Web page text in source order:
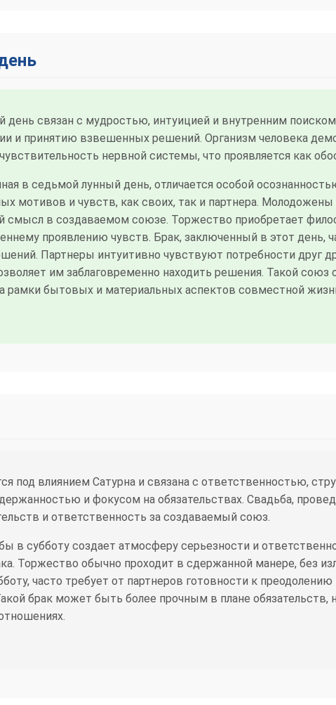
день связан с мудростью, интуицией и внутренним
и принятию взвешенных решений. Организм человека
нервной системы, что проявляется как
в седьмой лунный день, отличается особой
мотивов и чувств, как своих, так и партнера.
смысл в создаваемом союзе. Торжество приобретает
проявлению чувств. Брак, заключенный в этот день,
Партнеры интуитивно чувствуют потребности друг
им заблаговременно находить решения. Такой союз
бытовых и материальных аспектов совместной
под влиянием Сатурна и связана с ответственностью,
и фокусом на обязательствах. Свадьба,
и ответственность за создаваемый союз.
в субботу создает атмосферу серьезности и
Торжество обычно проходит в сдержанной манере, без
часто требует от партнеров готовности к
брак может быть более прочным в плане обязательств,